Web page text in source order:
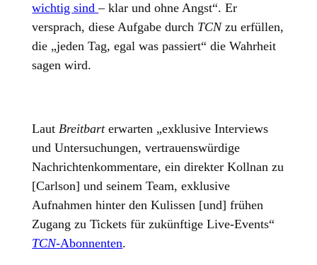
wichtig sind– klar und ohne Angst“. Er
versprach, diese Aufgabe durch TCNzu erfüllen,
die „jeden Tag, egal was passiert“ die Wahrheit
sagen wird.
LautBreitbarterwarten „exklusive Interviews
und Untersuchungen, vertrauenswürdige
Nachrichtenkommentare, ein direkter Kollnan zu
[Carlson] und seinem Team, exklusive
Aufnahmen hinter den Kulissen [und] frühen
Zugang zu Tickets für zukünftige Live-Events“
TCN-Abonnenten.